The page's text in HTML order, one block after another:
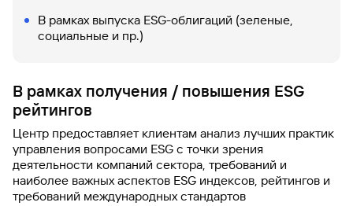
В рамках выпуска ESG-облигаций (зеленые,
социальные и пр.)
В рамках получения / повышения ESG
рейтингов
Центр предоставляет клиентам анализ лучших практик
управления вопросами ESG с точки зрения
деятельности компаний сектора, требований и
наиболее важных аспектов ESG индексов, рейтингов и
требований международных стандартов